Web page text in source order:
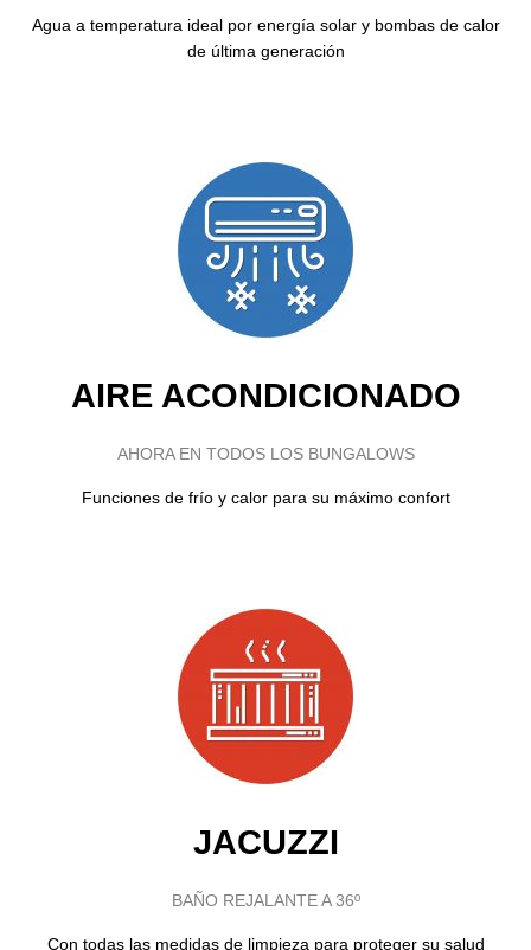
Agua a temperatura ideal por energía solar y bombas de calor
de última generación
AIRE ACONDICIONADO
AHORA EN TODOS LOS BUNGALOWS
Funciones de frío y calor para su máximo confort
JACUZZI
BAÑO REJALANTE A 36º
Con todas las medidas de limpieza para proteger su salud